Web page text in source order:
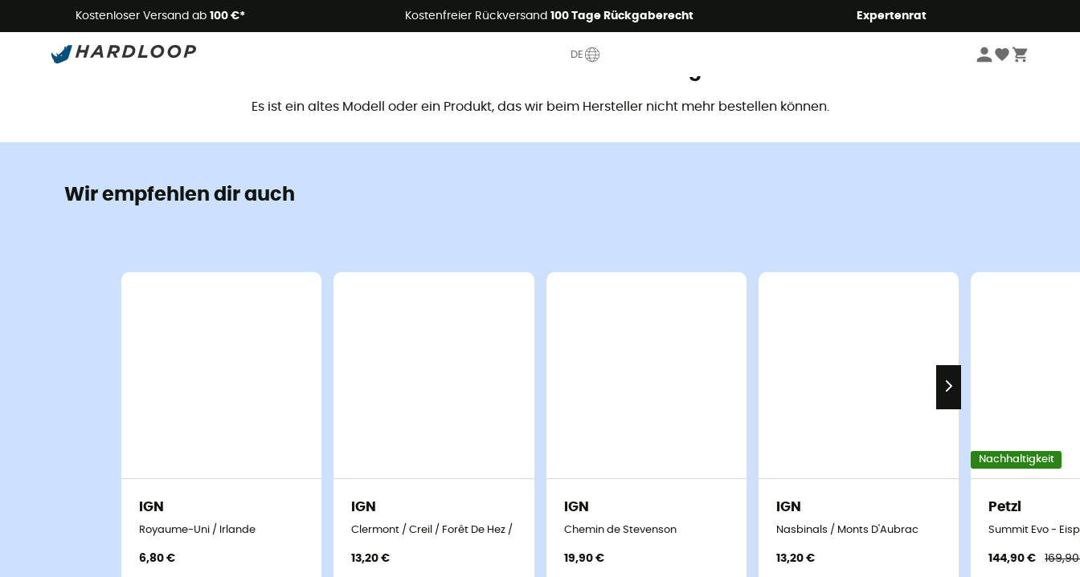
Kostenloser Versand ab 100 €* Kostenfreier Rückversand 100 Tage Rückgaberecht Expertenrat
DE
Sommerangebote🔥 -5% EXTRA ab 2 Produkten* Code Summer5
Es ist ein altes Modell oder ein Produkt, das wir beim Hersteller nicht mehr bestellen können.
Wir empfehlen dir auch
IGN
Royaume-Uni / Irlande
6,80 €
IGN
Clermont / Creil / Forêt De Hez / Froidmont
13,20 €
IGN
Chemin de Stevenson
19,90 €
IGN
Nasbinals / Monts D'Aubrac
13,20 €
Nachhaltigkeit
Petzl
Summit Evo -
144,90 €